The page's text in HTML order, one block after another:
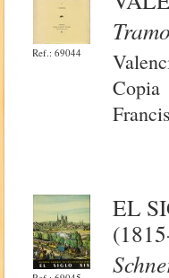
Ref.: 69044
EL